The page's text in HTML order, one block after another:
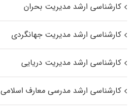
کارشناسی ارشد مدیریت بحران
کارشناسی ارشد مدیریت جهانگردی
کارشناسی ارشد مدیریت دریایی
کارشناسی ارشد مدرسی معارف اسلامی